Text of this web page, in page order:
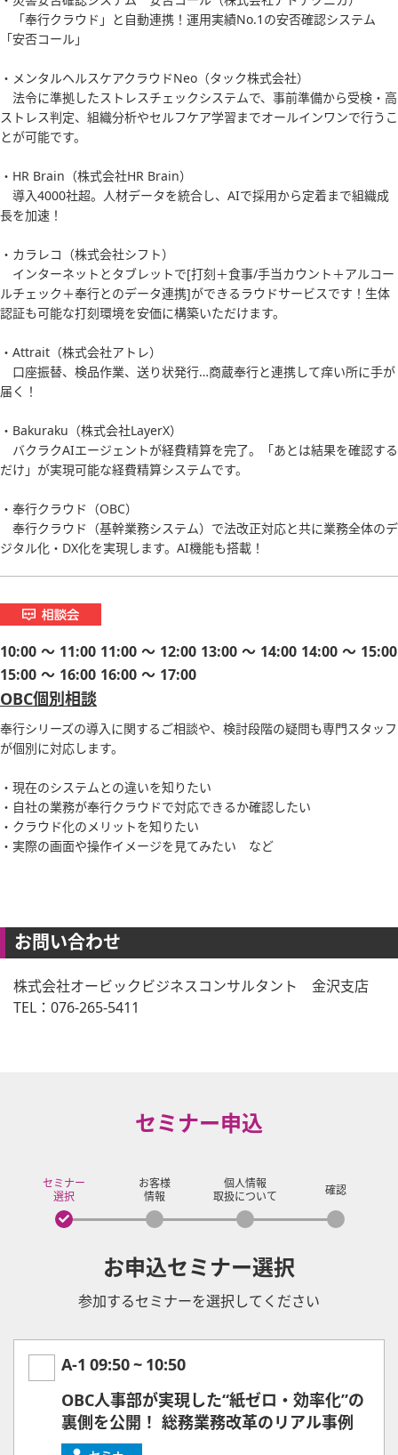
「奉行クラウド」と自動連携！運用実績No.1の安否確認システム
「安否コール」
・メンタルヘルスケアクラウドNeo（タック株式会社）
法令に準拠したストレスチェックシステムで、事前準備から受検・高
ストレス判定、組織分析やセルフケア学習までオールインワンで行うこ
とが可能です。
・HR Brain（株式会社HR Brain）
導入4000社超。人材データを統合し、AIで採用から定着まで組織成
長を加速！
・カラレコ（株式会社シフト）
インターネットとタブレットで[打刻＋食事/手当カウント＋アルコー
ルチェック＋奉行とのデータ連携]ができるラウドサービスです！生体
認証も可能な打刻環境を安価に構築いただけます。
・Attrait（株式会社アトレ）
口座振替、検品作業、送り状発行…商蔵奉行と連携して痒い所に手が
届く！
・Bakuraku（株式会社LayerX）
バクラクAIエージェントが経費精算を完了。「あとは結果を確認する
だけ」が実現可能な経費精算システムです。
・奉行クラウド（OBC）
奉行クラウド（基幹業務システム）で法改正対応と共に業務全体のデ
ジタル化・DX化を実現します。AI機能も搭載！
10:00 ～ 11:00 11:00 ～ 12:00 13:00 ～ 14:00 14:00 ～ 15:00
15:00 ～ 16:00 16:00 ～ 17:00
OBC個別相談
奉行シリーズの導入に関するご相談や、検討段階の疑問も専門スタッフ
が個別に対応します。
・現在のシステムとの違いを知りたい
・自社の業務が奉行クラウドで対応できるか確認したい
・クラウド化のメリットを知りたい
・実際の画面や操作イメージを見てみたい など
お問い合わせ
株式会社オービックビジネスコンサルタント 金沢支店
TEL：076-265-5411
セミナー申込
セミナー
選択
お客様
情報
個人情報
取扱について
確認
お申込セミナー選択
参加するセミナーを選択してください
A-1 09:50 ~ 10:50
OBC人事部が実現した“紙ゼロ・効率化”の
裏側を公開！ 総務業務改革のリアル事例